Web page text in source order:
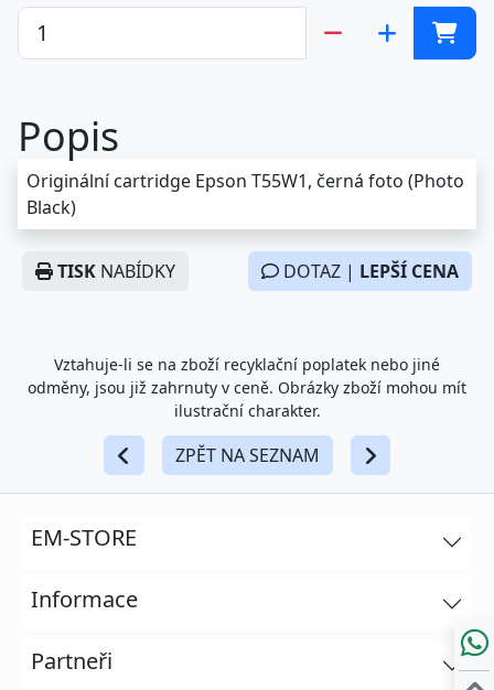
Popis
Originální cartridge Epson T55W1, černá foto (Photo
Black)
TISK NABÍDKY DOTAZ | LEPŠÍ CENA
Vztahuje-li se na zboží recyklační poplatek nebo jiné
odměny, jsou již zahrnuty v ceně. Obrázky zboží mohou mít
ilustrační charakter.
ZPĚT NA SEZNAM
EM-STORE
Informace
Partneři